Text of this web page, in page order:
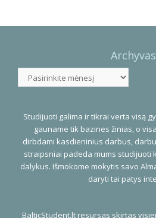
Navigation
Archyvas
Studijuoti galima ir tikrai verta visą
gauname tik bazines žinias, o
dirbdami kasdieninius darbus,
straipsniai padeda mums studijuoti
dalykus. Išmokome mokytis savo
daryti tai patys
BalticStudent.lt resursas skirtas